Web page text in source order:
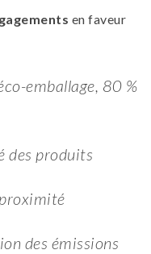
en faveur
emballage, 80 %
des produits
des émissions